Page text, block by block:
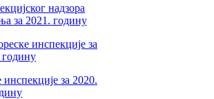
надзора
за 2021. годину
инспекције за
годину
за 2020.